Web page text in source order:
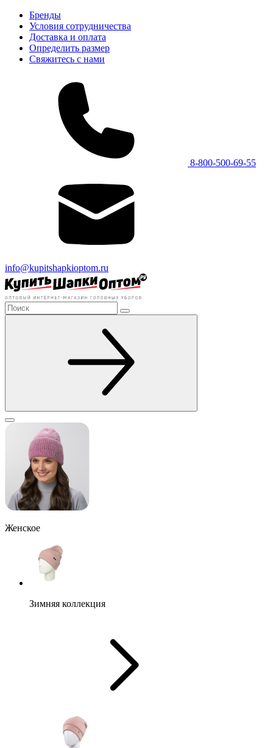
Бренды
Условия сотрудничества
Доставка и оплата
Определить размер
Свяжитесь с нами
8-800-500-69-55
info@kupitshapkioptom.ru
Женское
Зимняя коллекция